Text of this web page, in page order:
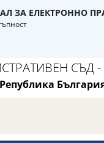
ЗА ЕЛЕКТРОННО
СЪД
Република